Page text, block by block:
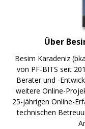
Über
Besim Karadeniz
von PF-BITS seit
Berater und -
weitere Online-
25-jährigen Online-
technischen